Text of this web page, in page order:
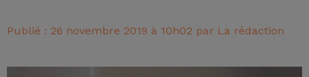
Publié : 26 novembre 2019 à 10h02 par La rédaction